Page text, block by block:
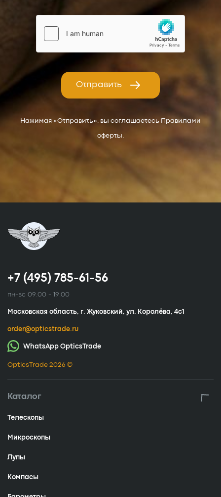
Отправить
Нажимая «Отправить», вы соглашаетесь Правилами
оферты.
+7 (495) 785-61-56
пн-вс 09.00 - 19.00
Московская область, г. Жуковский, ул. Королёва, 4с1
order@opticstrade.ru
WhatsApp OpticsTrade
OpticsTrade 2026 ©
Каталог
Телескопы
Микроскопы
Лупы
Компасы